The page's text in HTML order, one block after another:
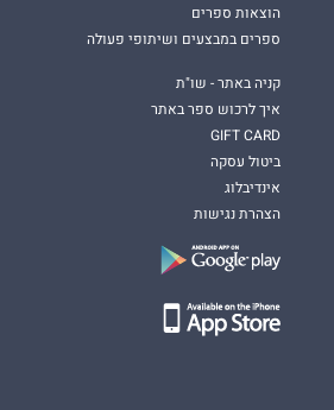
הוצאות ספרים
ספרים במבצעים ושיתופי פעולה
קניה באתר - שו"ת
איך לרכוש ספר באתר
GIFT CARD
ביטול עסקה
אינדיבלוג
הצהרת נגישות